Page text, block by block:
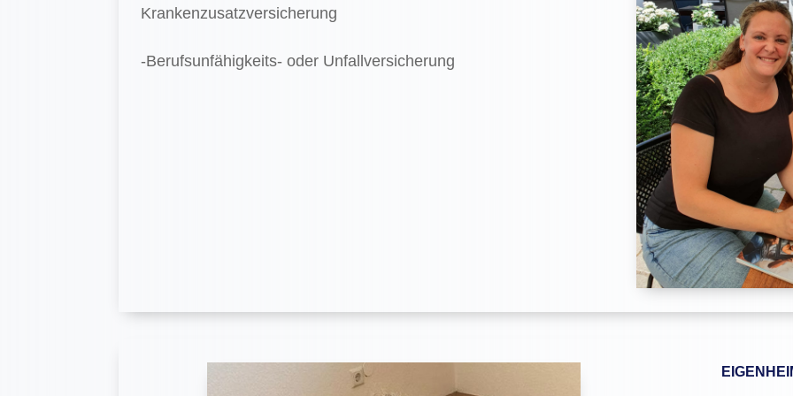
Krankenzusatzversicherung
-Berufsunfähigkeits- oder Unfallversicherung